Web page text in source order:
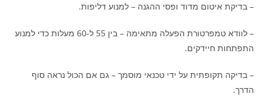
– בדיקת איטום מדוד ופסי ההגנה – למנוע דליפות.
– לוודא טמפרטורת הפעלה מתאימה – בין 55 ל-60 מעלות כדי למנוע
התפתחות חיידקים.
– בדיקה תקופתית על ידי טכנאי מוסמך – גם אם הכול נראה סוף
הדרך.